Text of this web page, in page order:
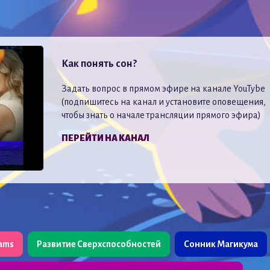
Как понять сон?
Задать вопрос в прямом эфире на канале YouTybe
(подпишитесь на канал и установите оповещения,
чтобы знать о начале трансляции прямого эфира)
ПЕРЕЙТИ НА КАНАЛ
Развитие Сверхспособностей Сонник Магикума